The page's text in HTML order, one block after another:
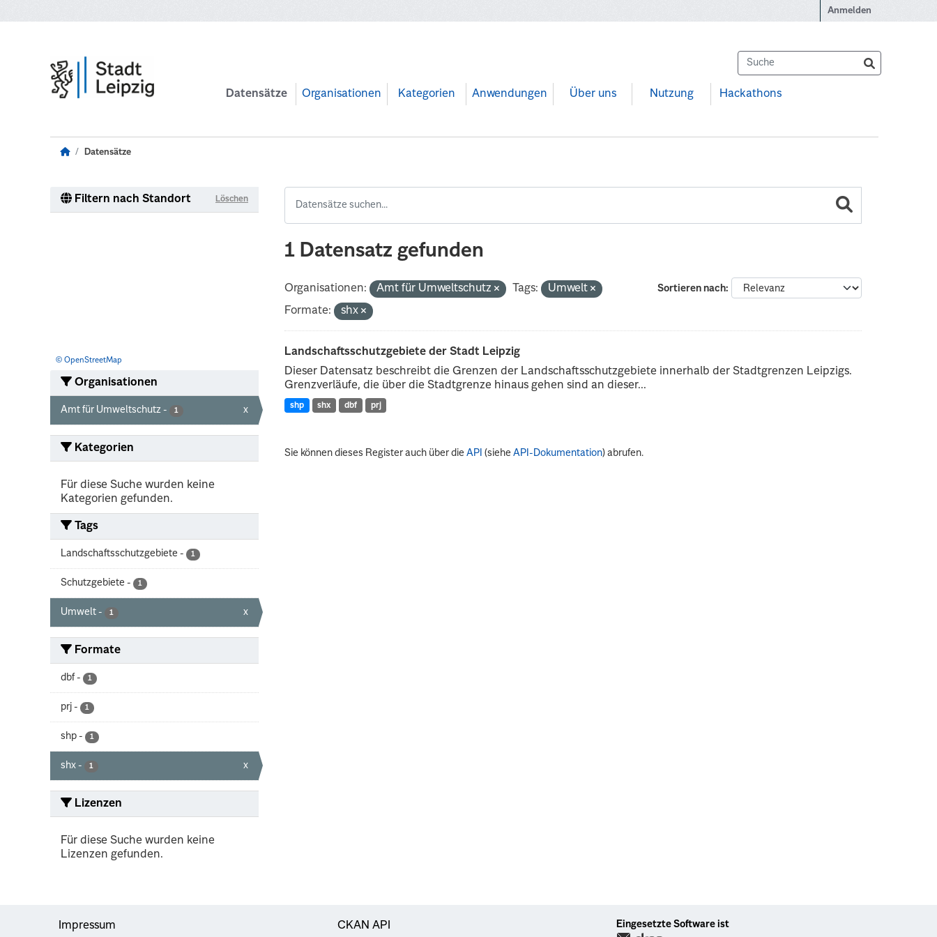
Anmelden
Datensätze Organisationen Kategorien Anwendungen Über uns Nutzung Hackathons
Datensätze
Filtern nach Standort Löschen
© OpenStreetMap
Organisationen
Amt für Umweltschutz - 1 x
Kategorien
Für diese Suche wurden keine
Kategorien gefunden.
Tags
Landschaftsschutzgebiete - 1
Schutzgebiete - 1
Umwelt - 1 x
Formate
dbf - 1
prj - 1
shp - 1
shx - 1 x
Lizenzen
Für diese Suche wurden keine
Lizenzen gefunden.
1 Datensatz gefunden
Sortieren nach
Organisationen: Amt für Umweltschutz Tags:
Umwelt
Formate:
shx
Landschaftsschutzgebiete der Stadt Leipzig
Dieser Datensatz beschreibt die Grenzen der Landschaftsschutzgebiete innerhalb der Stadtgrenzen Leipzigs.
Grenzverläufe, die über die Stadtgrenze hinaus gehen sind an dieser...
shp shx dbf prj
Sie können dieses Register auch über dieAPI (sieheAPI-Dokumentation) abrufen.
Impressum CKAN API Eingesetzte Software ist